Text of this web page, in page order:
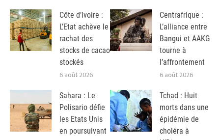
Côte d’Ivoire :
L’Etat achève le
rachat des
stocks de cacao
stockés
6 août 2026
Centrafrique :
L’alliance entre
Bangui et AAKG
tourne à
l’affrontement
6 août 2026
Sahara : Le
Polisario défie
les Etats Unis
en poursuivant
Tchad : Huit
morts dans une
épidémie de
choléra à